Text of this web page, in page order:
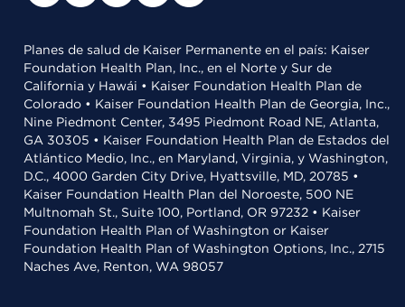
Planes de salud de Kaiser Permanente en el país: Kaiser
Foundation Health Plan, Inc., en el Norte y Sur de
California y Hawái • Kaiser Foundation Health Plan de
Colorado • Kaiser Foundation Health Plan de Georgia, Inc.,
Nine Piedmont Center, 3495 Piedmont Road NE, Atlanta,
GA 30305 • Kaiser Foundation Health Plan de Estados del
Atlántico Medio, Inc., en Maryland, Virginia, y Washington,
D.C., 4000 Garden City Drive, Hyattsville, MD, 20785 •
Kaiser Foundation Health Plan del Noroeste, 500 NE
Multnomah St., Suite 100, Portland, OR 97232 • Kaiser
Foundation Health Plan of Washington or Kaiser
Foundation Health Plan of Washington Options, Inc., 2715
Naches Ave, Renton, WA 98057